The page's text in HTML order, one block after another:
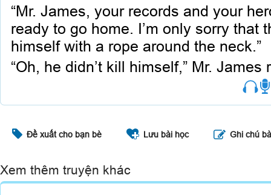
“Mr. James, your records and your
ready to go home. I’m only sorry that
himself with a rope around the neck.”
“Oh, he didn’t kill himself,” Mr. James
Đề xuất cho bạn bè Lưu bài học Ghi chú
Xem thêm truyện khác